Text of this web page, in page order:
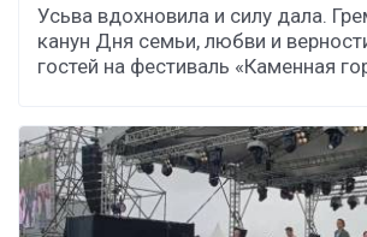
Усьва вдохновила и силу дала.
канун Дня семьи, любви и
гостей на фестиваль «Каменная